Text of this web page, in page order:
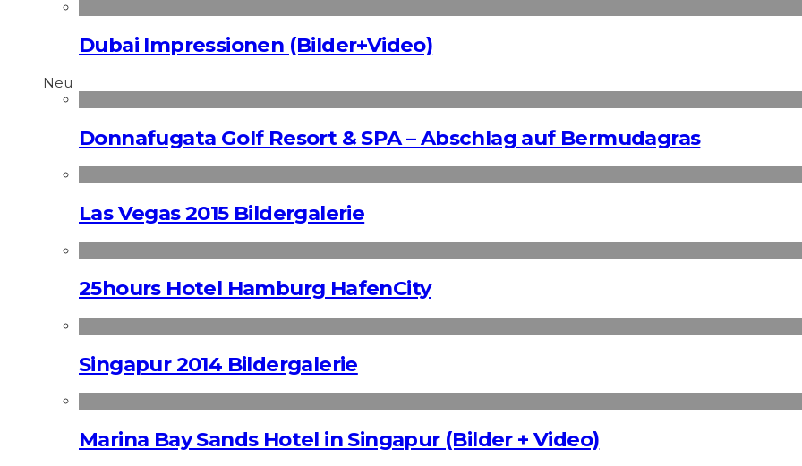
Dubai Impressionen (Bilder+Video)
Neu
Donnafugata Golf Resort & SPA – Abschlag auf Bermudagras
Las Vegas 2015 Bildergalerie
25hours Hotel Hamburg HafenCity
Singapur 2014 Bildergalerie
Marina Bay Sands Hotel in Singapur (Bilder + Video)